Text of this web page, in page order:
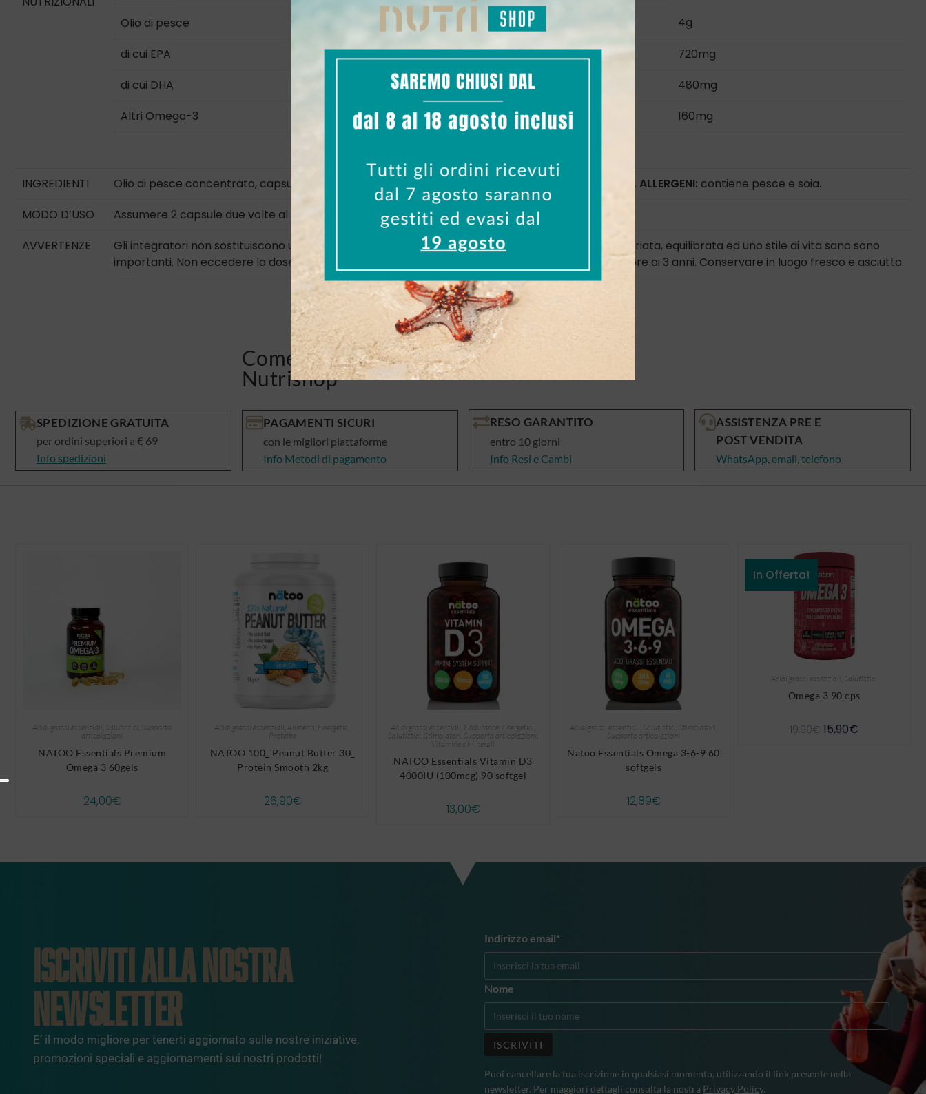
Olio di pesce
4g
di cui EPA
720mg
di cui DHA
480mg
Altri Omega-3
160mg
INGREDIENTI Olio di pesce concentrato, capsula (gelatina, glicerina, acqua), antiossidante (d-alfa tocoferolo). ALLERGENI: contiene pesce e soia.
MODO D’USO
Assumere 2 capsule due volte al dì prima dei pasti. Leggere attentamente le avvertenze.
AVVERTENZE
Gli integratori non sostituiscono una dieta variata, equilibrata e uno stile di vita sano. Una dieta variata, equilibrata ed uno stile di vita sano sono
importanti. Non eccedere la dose consigliata. Tenere fuori della portata dei bambini di età inferiore ai 3 anni. Conservare in luogo fresco e asciutto.
Come valutano
Nutrishop
SPEDIZIONE GRATUITA
per ordini superiori a € 69
Info spedizioni
PAGAMENTI SICURI
con le migliori piattaforme
Info Metodi di pagamento
RESO GARANTITO
entro 10 giorni
Info Resi e Cambi
ASSISTENZA PRE E
POST VENDITA
WhatsApp, email, telefono
Acidi grassi essenziali Salutistici
Supporto
articolazioni
NATOO Essentials Premium
Omega 3 60gels
24,00€
Acidi grassi essenziali Alimenti Energetici
Proteine
NATOO 100_ Peanut Butter 30_
Protein Smooth 2kg
26,90€
Acidi grassi essenziali Endurance Energetici
Salutistici
Stimolatori Supporto articolazioni
Vitamine e Minerali
NATOO Essentials Vitamin D3
4000IU (100mcg) 90 softgel
13,00€
Acidi grassi essenziali Salutistici Stimolatori
Supporto articolazioni
Natoo Essentials Omega 3-6-9 60
softgels
12,89€
In Offerta!
Acidi grassi essenziali Salutistici
Omega 3 90 cps
19,90€ 15,90€
ISCRIVITI ALLA NOSTRA
NEWSLETTER
E’ il modo migliore per tenerti aggiornato sulle nostre iniziative,
promozioni speciali e aggiornamenti sui nostri prodotti!
Indirizzo email*
Nome
Puoi cancellare la tua iscrizione in qualsiasi momento, utilizzando il link presente nella
newsletter. Per maggiori dettagli consulta la nostra Privacy Policy.